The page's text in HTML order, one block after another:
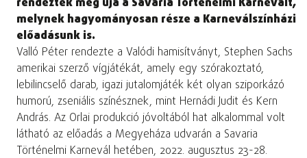
rendezték meg úja a Savaria Történelmi Karnevált,
melynek hagyományosan része a Karneválszínházi
előadásunk is.
Valló Péter rendezte a Valódi hamisítványt, Stephen Sachs
amerikai szerző vígjátékát, amely egy szórakoztató,
lebilincselő darab, igazi jutalomjáték két olyan sziporkázó
humorú, zseniális színésznek, mint Hernádi Judit és Kern
András. Az Orlai produkció jóvoltából hat alkalommal volt
látható az előadás a Megyeháza udvarán a Savaria
Történelmi Karnevál hetében, 2022. augusztus 23-28.